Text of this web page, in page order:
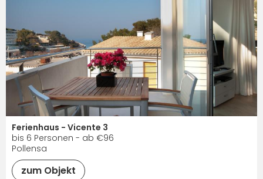
Ferienhaus - Vicente 3
bis 6 Personen - ab €96
Pollensa
zum Objekt